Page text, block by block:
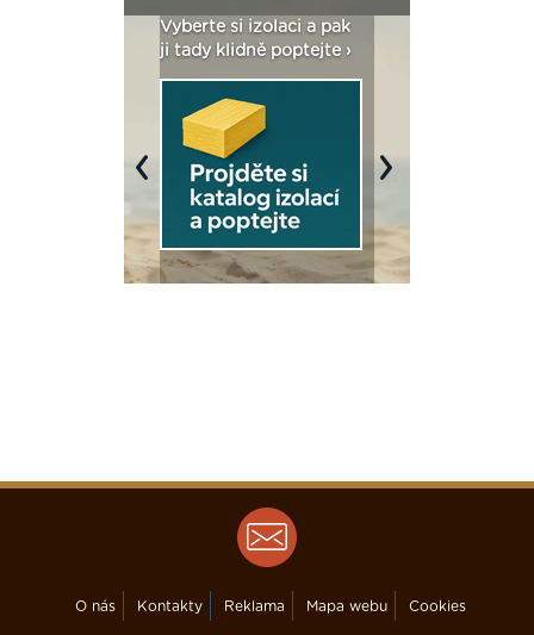
Vyberte si izolaci a pak
ji tady klidně poptejte ›
Previous Next
O nás Kontakty Reklama Mapa webu Cookies